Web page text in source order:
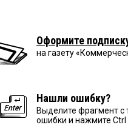
Оформите
на газету
Нашли ошибку?
Выделите фрагмент с
ошибки и нажмите Ctrl